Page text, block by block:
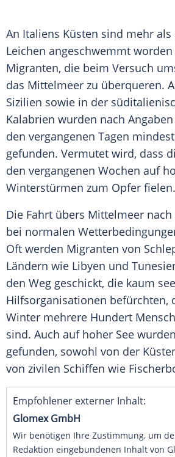
An Italiens Küsten sind mehr als
Leichen angeschwemmt
Migranten, die beim Versuch
das Mittelmeer zu überqueren.
Sizilien sowie in der
Kalabrien wurden nach
den vergangenen Tagen
gefunden. Vermutet wird, dass
den vergangenen Wochen auf
Winterstürmen zum Opfer fielen.
Die Fahrt übers Mittelmeer
bei normalen
Oft werden Migranten von
Ländern wie Libyen und
den Weg geschickt, die kaum
Hilfsorganisationen befürchten,
Winter mehrere Hundert
sind. Auch auf hoher See
gefunden, sowohl von der
von zivilen Schiffen wie
Empfohlener externer Inhalt:
Glomex GmbH
Wir benötigen Ihre Zustimmung, um
Redaktion eingebundenen Inhalt von